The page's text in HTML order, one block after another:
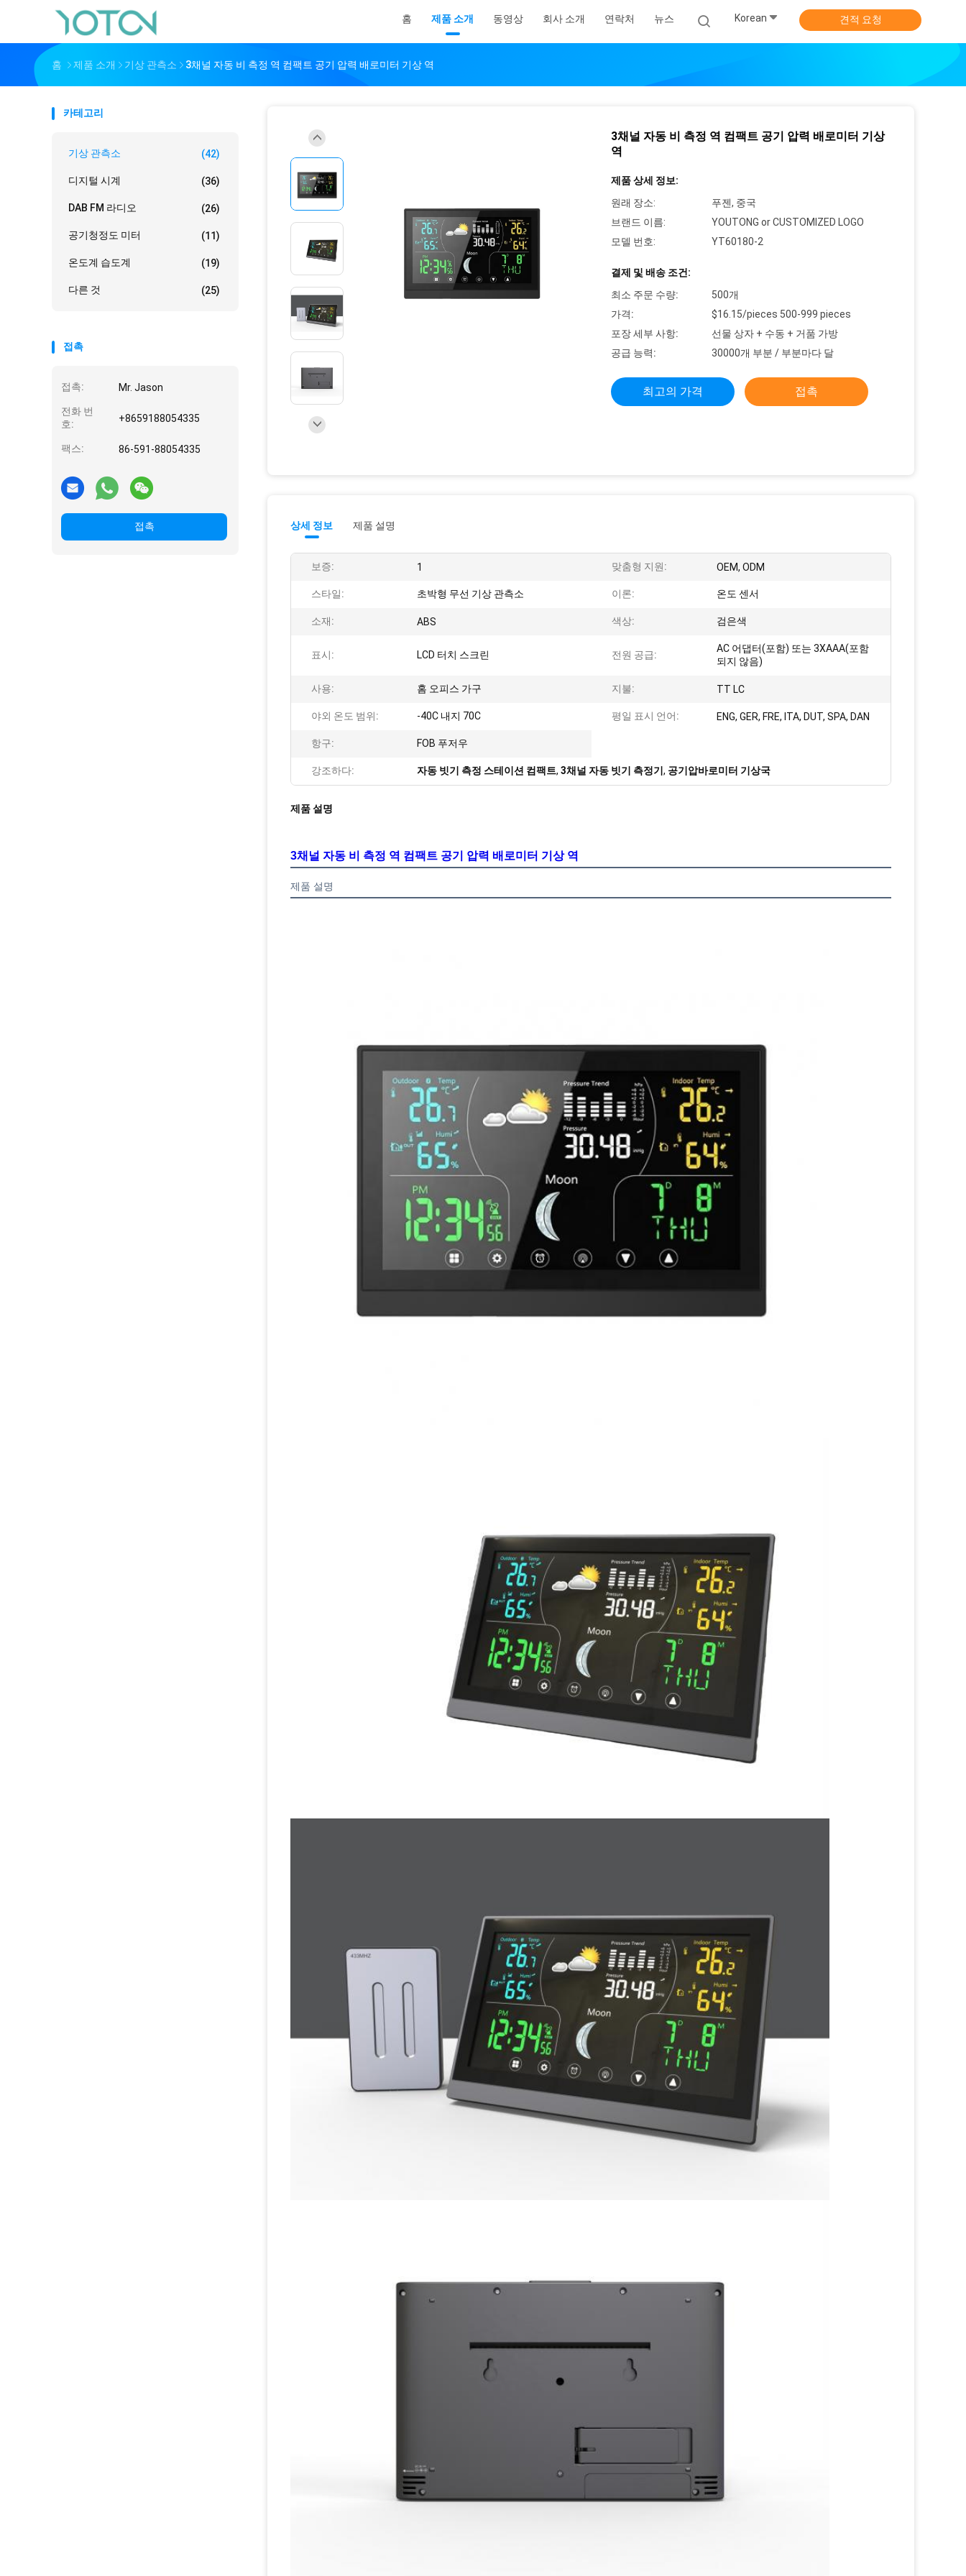
홈 제품 소개 동영상 회사 소개 연락처 뉴스 Korean 견적 요청
홈 제품 소개 기상 관측소 3채널 자동 비 측정 역 컴팩트 공기 압력 배로미터 기상 역
카테고리
기상 관측소 (42)
디지털 시계 (36)
DAB FM 라디오 (26)
공기청정도 미터 (11)
온도계 습도계 (19)
다른 것 (25)
접촉
접촉: Mr. Jason
전화 번
호:
+8659188054335
팩스: 86-591-88054335
접촉
3채널 자동 비 측정 역 컴팩트 공기 압력 배로미터 기상
역
제품 상세 정보:
원래 장소:
푸젠, 중국
브랜드 이름:
YOUTONG or CUSTOMIZED LOGO
모델 번호:
YT60180-2
결제 및 배송 조건:
최소 주문 수량:
500개
가격:
$16.15/pieces 500-999 pieces
포장 세부 사항:
선물 상자 + 수동 + 거품 가방
공급 능력:
30000개 부분 / 부분마다 달
최고의 가격 접촉
상세 정보 제품 설명
보증: 1 맞춤형 지원: OEM, ODM
스타일: 초박형 무선 기상 관측소 이론: 온도 센서
소재: ABS 색상: 검은색
표시: LCD 터치 스크린 전원 공급:
AC 어댑터(포함) 또는 3XAAA(포함
되지 않음)
사용: 홈 오피스 가구 지불: TT LC
야외 온도 범위: -40C 내지 70C 평일 표시 언어: ENG, GER, FRE, ITA, DUT, SPA, DAN
항구: FOB 푸저우
강조하다: 자동 빗기 측정 스테이션 컴팩트, 3채널 자동 빗기 측정기 , 공기압바로미터 기상국
제품 설명
3채널 자동 비 측정 역 컴팩트 공기 압력 배로미터 기상 역
제품 설명